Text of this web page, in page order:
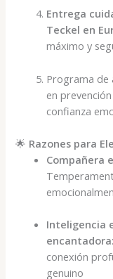
Entrega
Teckel en
máximo y
Programa de
en
confianza
🌟 Razones para
Compañera
Inteligencia
encantadora
conexión
genuino